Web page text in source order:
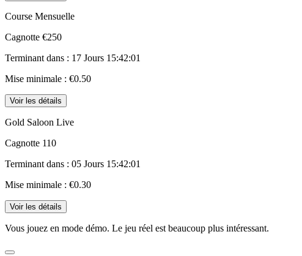
Course Mensuelle
Cagnotte €250
Terminant dans : 17 Jours 15:42:01
Mise minimale : €0.50
Voir les détails
Gold Saloon Live
Cagnotte 110
Terminant dans : 05 Jours 15:42:01
Mise minimale : €0.30
Voir les détails
Vous jouez en mode démo. Le jeu réel est beaucoup plus intéressant.